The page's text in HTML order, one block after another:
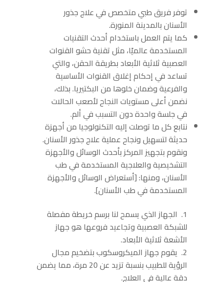
توفر فريق طبي متخصص في علاج جذور
الأسنان بالمدينة المنورة.
كما يتم العمل باستخدام أحدث التقنيات
المستخدمة عالميًا، مثل تقنية حشو القنوات
العصبية ثلاثية الأبعاد بطريقة الحقن، والتي
تساعد في إحكام إغلاق القنوات الأساسية
والفرعية وضمان خلوها من البكتيريا. بذلك،
نضمن أعلى مستويات النجاح لأصعب الحالات
في جلسة واحدة دون التسبب في ألم.
نتابع كل ما توصلت إليه التكنولوجيا من أجهزة
حديثة لتسهيل ونجاح عملية علاج جذور الأسنان.
ونقوم بتجهيز المركز بأحدث الوسائل والأجهزة
التشخيصية والعلاجية المستخدمة في طب
الأسنان، ومنها: [أستعراض الوسائل والأجهزة
المستخدمة في طب الأسنان].
الجهاز الذي يسمح لنا برسم خريطة مفصلة
للشبكة العصبية وتجاعيد فروعها هو جهاز
الأشعة ثلاثية الأبعاد.
يقوم جهاز الميكروسكوب بتضخيم مجال
الرؤية للطبيب بنسبة تزيد عن 20 مرة، مما يضمن
دقة عالية في العلاج.